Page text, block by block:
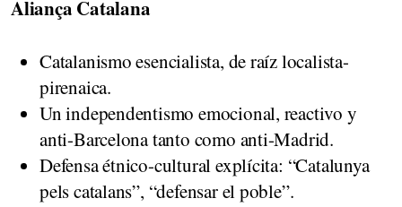
Aliança Catalana
Catalanismo esencialista, de raíz localista-
pirenaica.
Un independentismo emocional, reactivo y
anti-Barcelona tanto como anti-Madrid.
Defensa étnico-cultural explícita: “Catalunya
pels catalans”, “defensar el poble”.